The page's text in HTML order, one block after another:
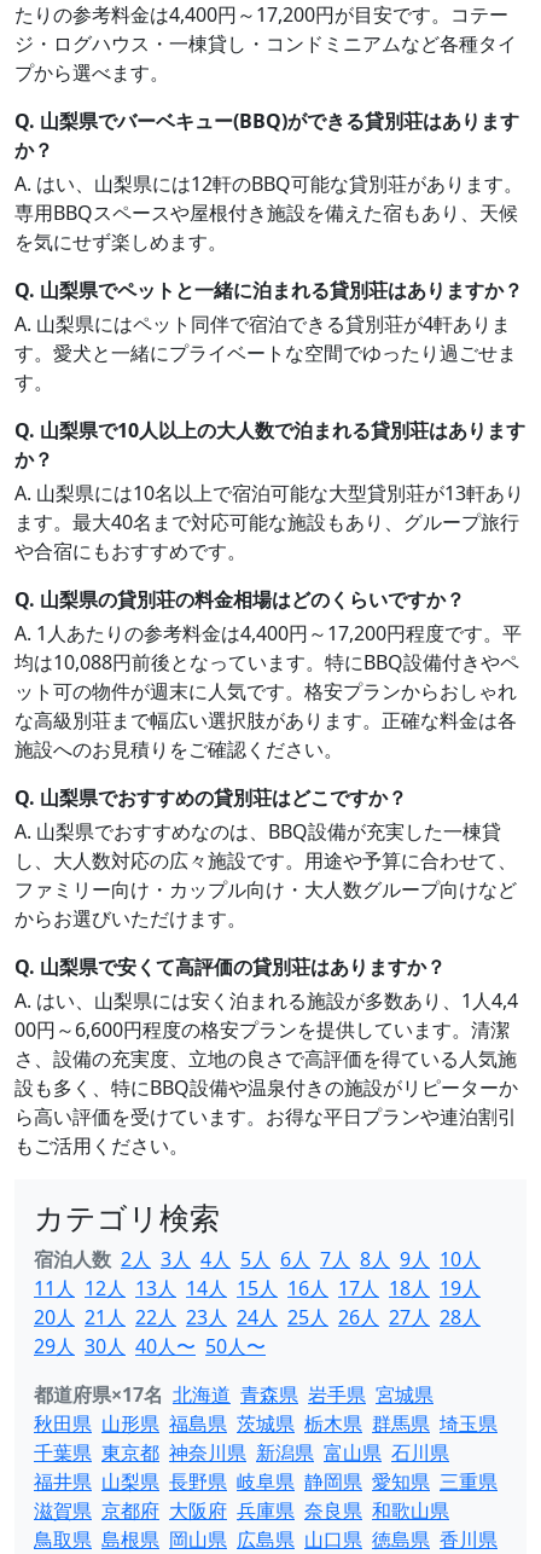
たりの参考料金は4,400円～17,200円が目安です。コテー
ジ・ログハウス・一棟貸し・コンドミニアムなど各種タイ
プから選べます。
Q. 山梨県でバーベキュー(BBQ)ができる貸別荘はあります
か？
A. はい、山梨県には12軒のBBQ可能な貸別荘があります。
専用BBQスペースや屋根付き施設を備えた宿もあり、天候
を気にせず楽しめます。
Q. 山梨県でペットと一緒に泊まれる貸別荘はありますか？
A. 山梨県にはペット同伴で宿泊できる貸別荘が4軒ありま
す。愛犬と一緒にプライベートな空間でゆったり過ごせま
す。
Q. 山梨県で10人以上の大人数で泊まれる貸別荘はあります
か？
A. 山梨県には10名以上で宿泊可能な大型貸別荘が13軒あり
ます。最大40名まで対応可能な施設もあり、グループ旅行
や合宿にもおすすめです。
Q. 山梨県の貸別荘の料金相場はどのくらいですか？
A. 1人あたりの参考料金は4,400円～17,200円程度です。平
均は10,088円前後となっています。特にBBQ設備付きやペ
ット可の物件が週末に人気です。格安プランからおしゃれ
な高級別荘まで幅広い選択肢があります。正確な料金は各
施設へのお見積りをご確認ください。
Q. 山梨県でおすすめの貸別荘はどこですか？
A. 山梨県でおすすめなのは、BBQ設備が充実した一棟貸
し、大人数対応の広々施設です。用途や予算に合わせて、
ファミリー向け・カップル向け・大人数グループ向けなど
からお選びいただけます。
Q. 山梨県で安くて高評価の貸別荘はありますか？
A. はい、山梨県には安く泊まれる施設が多数あり、1人4,4
00円～6,600円程度の格安プランを提供しています。清潔
さ、設備の充実度、立地の良さで高評価を得ている人気施
設も多く、特にBBQ設備や温泉付きの施設がリピーターか
ら高い評価を受けています。お得な平日プランや連泊割引
もご活用ください。
カテゴリ検索
宿泊人数 2人 3人 4人 5人 6人 7人 8人 9人 10人
11人 12人 13人 14人 15人 16人 17人 18人 19人
20人 21人 22人 23人 24人 25人 26人 27人 28人
29人 30人 40人〜 50人〜
都道府県×17名 北海道 青森県 岩手県 宮城県
秋田県 山形県 福島県 茨城県 栃木県 群馬県 埼玉県
千葉県 東京都 神奈川県 新潟県 富山県 石川県
福井県 山梨県 長野県 岐阜県 静岡県 愛知県 三重県
滋賀県 京都府 大阪府 兵庫県 奈良県 和歌山県
鳥取県 島根県 岡山県 広島県 山口県 徳島県 香川県